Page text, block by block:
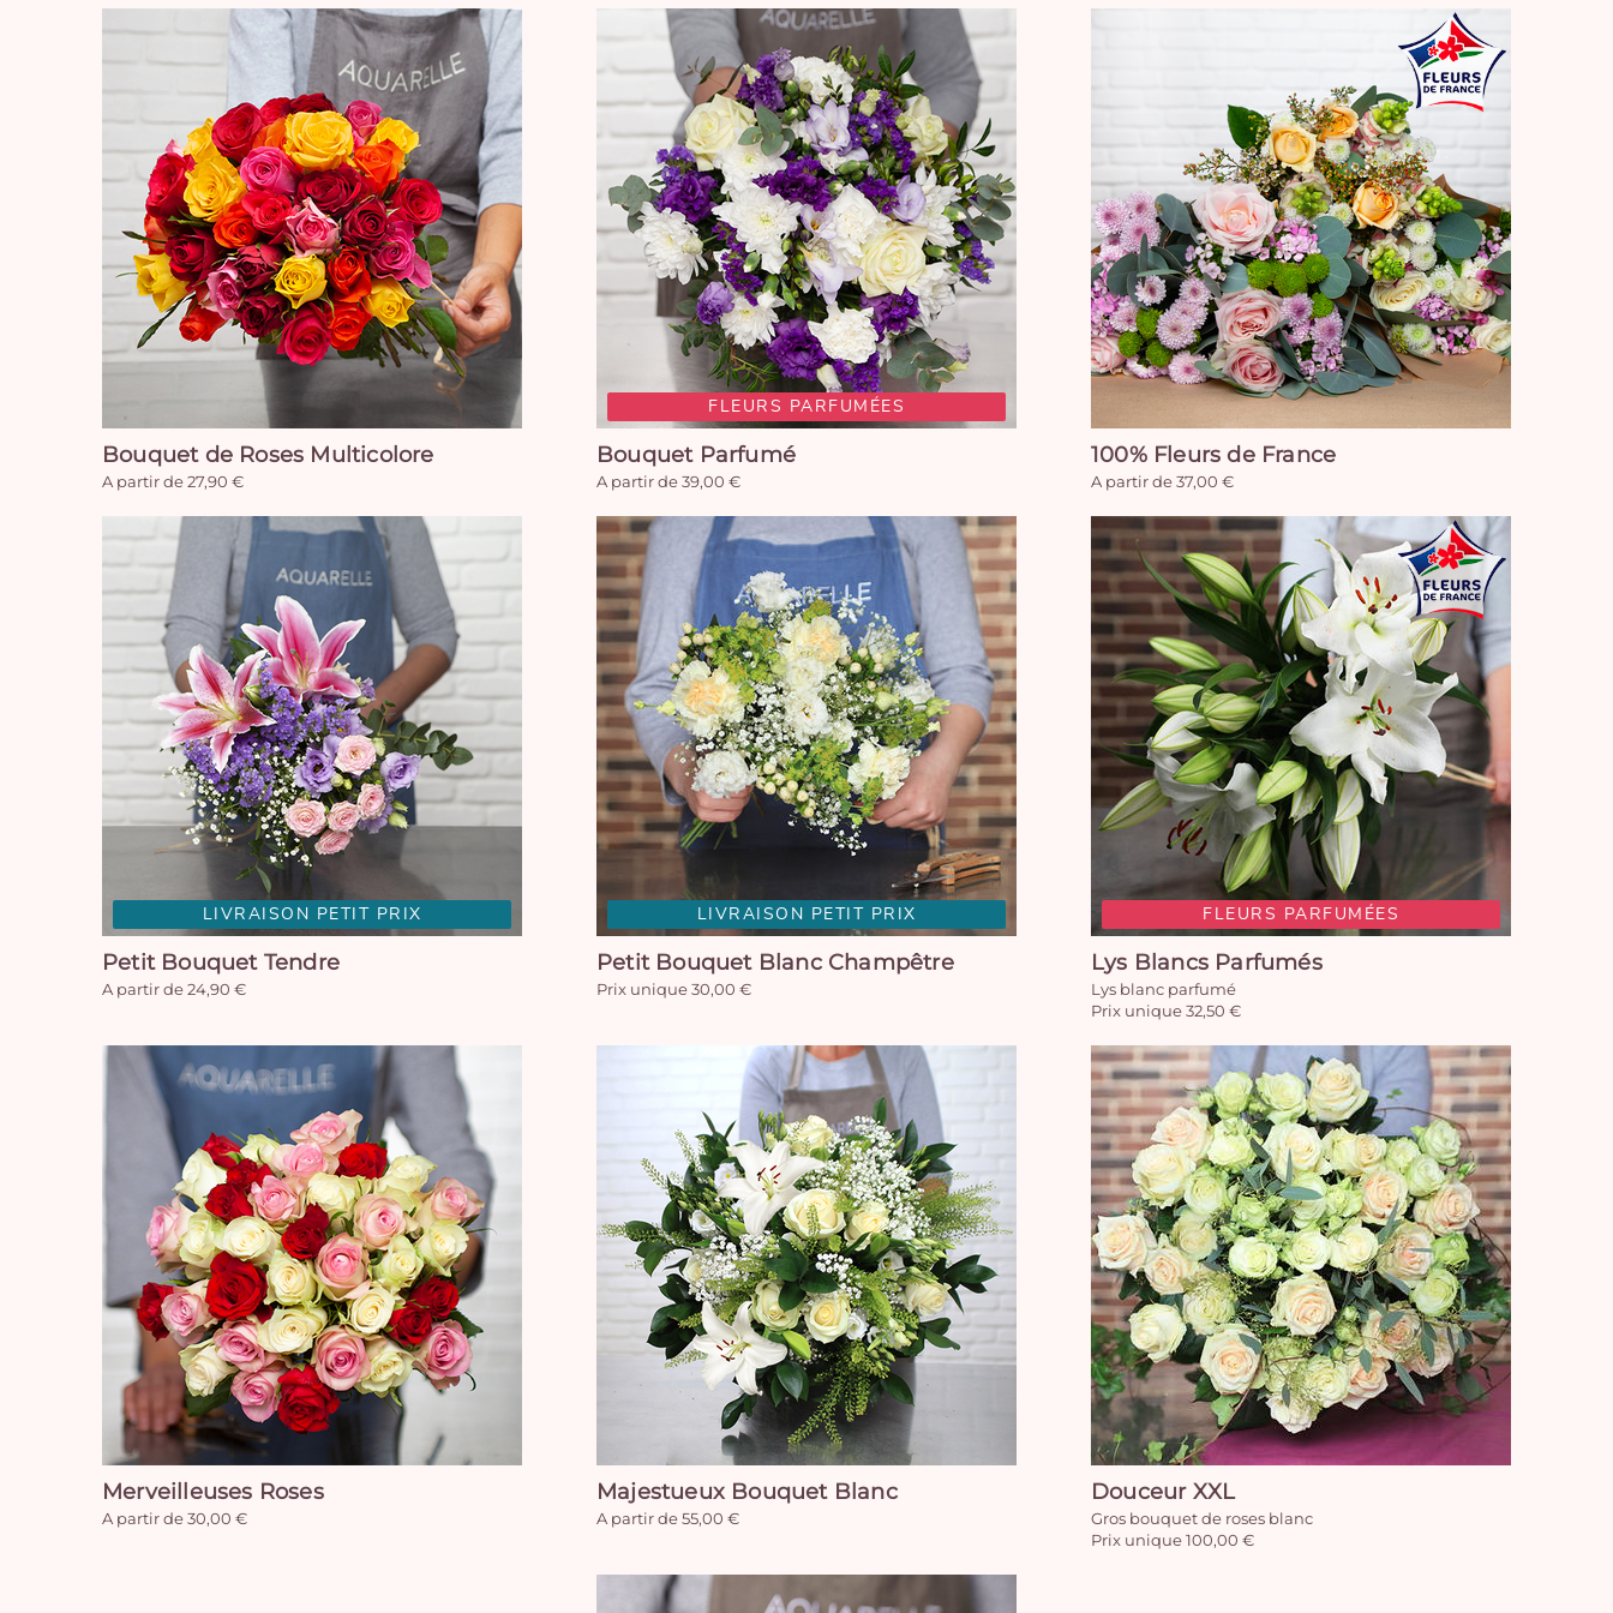
Bouquet de Roses Multicolore
A partir de 27,90 €
FLEURS PARFUMÉES
Bouquet Parfumé
A partir de 39,00 €
100% Fleurs de France
A partir de 37,00 €
LIVRAISON PETIT PRIX
Petit Bouquet Tendre
A partir de 24,90 €
LIVRAISON PETIT PRIX
Petit Bouquet Blanc Champêtre
Prix unique 30,00 €
FLEURS PARFUMÉES
Lys Blancs Parfumés
Lys blanc parfumé
Prix unique 32,50 €
Merveilleuses Roses
A partir de 30,00 €
Majestueux Bouquet Blanc
A partir de 55,00 €
Douceur XXL
Gros bouquet de roses blanc
Prix unique 100,00 €